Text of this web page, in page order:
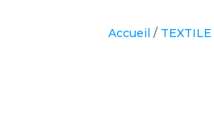
Accueil / TEXTILE